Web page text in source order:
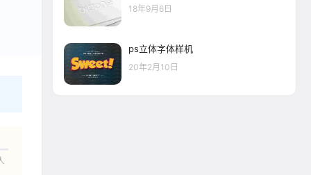
18年9月6日
ps立体字体样机
20年2月10日